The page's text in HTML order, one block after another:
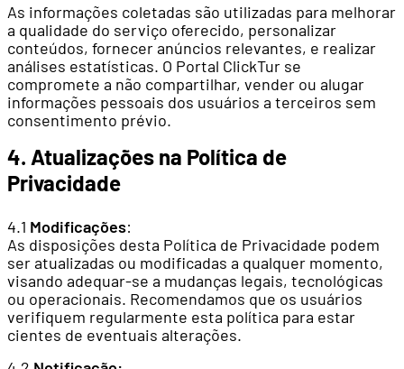
As informações coletadas são utilizadas para melhorar
a qualidade do serviço oferecido, personalizar
conteúdos, fornecer anúncios relevantes, e realizar
análises estatísticas. O Portal ClickTur se
compromete a não compartilhar, vender ou alugar
informações pessoais dos usuários a terceiros sem
consentimento prévio.
4. Atualizações na Política de
Privacidade
4.1 Modificações:
As disposições desta Política de Privacidade podem
ser atualizadas ou modificadas a qualquer momento,
visando adequar-se a mudanças legais, tecnológicas
ou operacionais. Recomendamos que os usuários
verifiquem regularmente esta política para estar
cientes de eventuais alterações.